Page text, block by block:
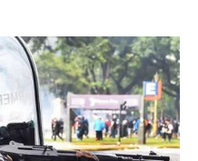
e
a
d
s
ke
dI
n
m
bl
r
s
a
g
e
se
n
g
er